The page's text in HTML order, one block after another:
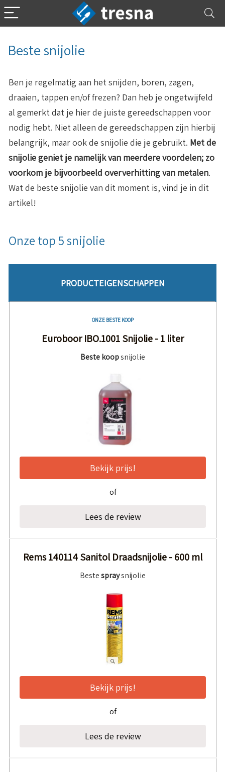
Beste snijolie
Ben je regelmatig aan het snijden, boren, zagen,
draaien, tappen en/of frezen? Dan heb je ongetwijfeld
al gemerkt dat je hier de juiste gereedschappen voor
nodig hebt. Niet alleen de gereedschappen zijn hierbij
belangrijk, maar ook de snijolie die je gebruikt. Met de
snijolie geniet je namelijk van meerdere voordelen; zo
voorkom je bijvoorbeeld oververhitting van metalen.
Wat de beste snijolie van dit moment is, vind je in dit
artikel!
Onze top 5 snijolie
PRODUCTEIGENSCHAPPEN
ONZE BESTE KOOP
Euroboor IBO.1001 Snijolie - 1 liter
Beste koopsnijolie
Bekijk prijs!
of
Lees de review
Rems 140114 Sanitol Draadsnijolie - 600 ml
Bestespraysnijolie
Bekijk prijs!
of
Lees de review